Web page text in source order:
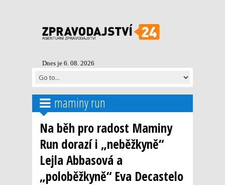
Dnes je 6. 08. 2026
maminy run
Na běh pro radost Maminy
Run dorazí i „neběžkyně“
Lejla Abbasová a
„poloběžkyně“ Eva Decastelo